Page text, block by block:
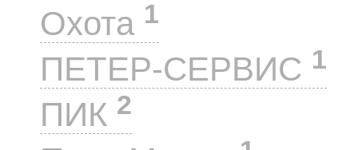
Охота 1
ПЕТЕР-СЕРВИС 1
ПИК 2